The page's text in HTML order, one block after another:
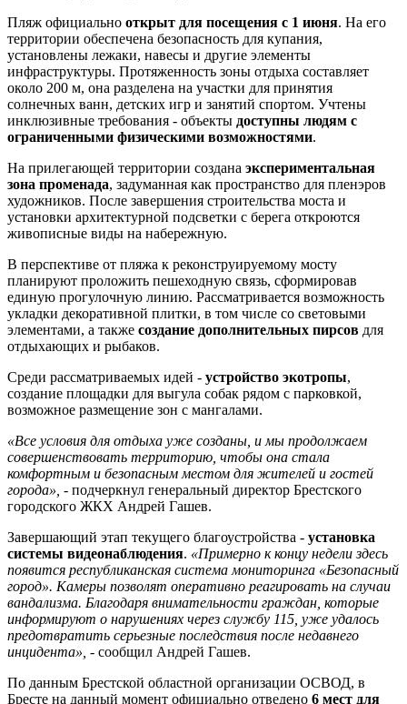
Пляж официально открыт для посещения с 1 июня. На его
территории обеспечена безопасность для купания,
установлены лежаки, навесы и другие элементы
инфраструктуры. Протяженность зоны отдыха составляет
около 200 м, она разделена на участки для принятия
солнечных ванн, детских игр и занятий спортом. Учтены
инклюзивные требования - объекты доступны людям с
ограниченными физическими возможностями.
На прилегающей территории создана экспериментальная
зона променада, задуманная как пространство для пленэров
художников. После завершения строительства моста и
установки архитектурной подсветки с берега откроются
живописные виды на набережную.
В перспективе от пляжа к реконструируемому мосту
планируют проложить пешеходную связь, сформировав
единую прогулочную линию. Рассматривается возможность
укладки декоративной плитки, в том числе со световыми
элементами, а также создание дополнительных пирсов для
отдыхающих и рыбаков.
Среди рассматриваемых идей - устройство экотропы,
создание площадки для выгула собак рядом с парковкой,
возможное размещение зон с мангалами.
«Все условия для отдыха уже созданы, и мы продолжаем
совершенствовать территорию, чтобы она стала
комфортным и безопасным местом для жителей и гостей
города», - подчеркнул генеральный директор Брестского
городского ЖКХ Андрей Гашев.
Завершающий этап текущего благоустройства - установка
системы видеонаблюдения. «Примерно к концу недели здесь
появится республиканская система мониторинга «Безопасный
город». Камеры позволят оперативно реагировать на случаи
вандализма. Благодаря внимательности граждан, которые
информируют о нарушениях через службу 115, уже удалось
предотвратить серьезные последствия после недавнего
инцидента», - сообщил Андрей Гашев.
По данным Брестской областной организации ОСВОД, в
Бресте на данный момент официально отведено 6 мест для